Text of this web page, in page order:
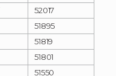
52017
51895
51819
51801
51550